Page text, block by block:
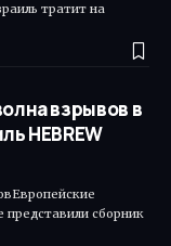
тратит на
взрывов в
HEBREW
сборник